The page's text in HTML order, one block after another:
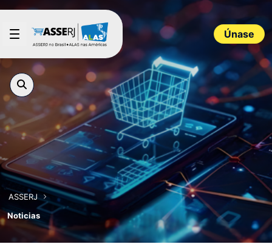
Saltar al contenido principal
Únase
ASSERJ
Noticias